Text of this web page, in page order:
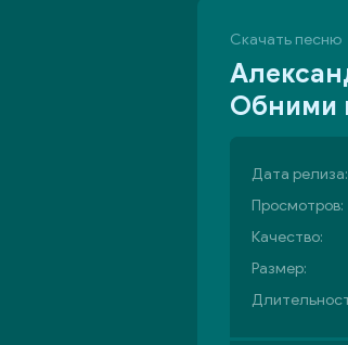
Скачать песню
Обними
Дата релиза:
Просмотров:
Качество:
Размер: